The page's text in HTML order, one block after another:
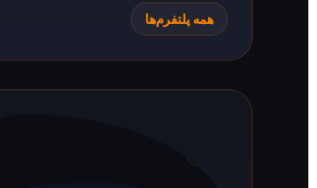
همه پلتفرم‌ها